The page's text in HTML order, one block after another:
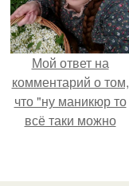
Мой ответ на
комментарий о том,
что "ну маникюр то
всё таки можно